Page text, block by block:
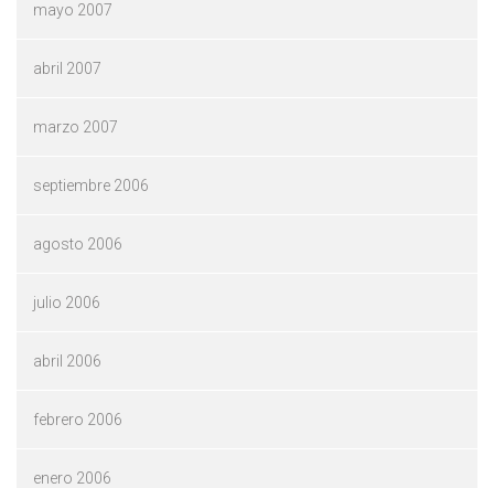
mayo 2007
abril 2007
marzo 2007
septiembre 2006
agosto 2006
julio 2006
abril 2006
febrero 2006
enero 2006